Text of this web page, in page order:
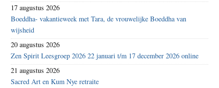
17 augustus 2026
Boeddha- vakantieweek met Tara, de vrouwelijke Boeddha van
wijsheid
20 augustus 2026
Zen Spirit Leesgroep 2026 22 januari t/m 17 december 2026 online
21 augustus 2026
Sacred Art en Kum Nye retraite